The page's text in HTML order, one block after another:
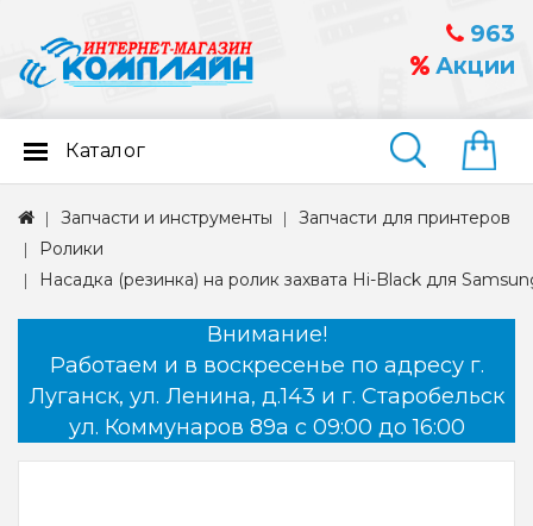
963
Акции
Найти
Каталог
Запчасти и инструменты
Запчасти для принтеров
Ролики
Насадка (резинка) на ролик захвата Hi-Black для
Внимание!
Работаем и в воскресенье по адресу г.
Луганск, ул. Ленина, д.143 и г. Старобельск
ул. Коммунаров 89а с 09:00 до 16:00